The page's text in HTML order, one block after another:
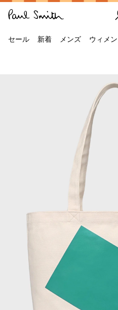
セール 新着 メンズ ウィメ